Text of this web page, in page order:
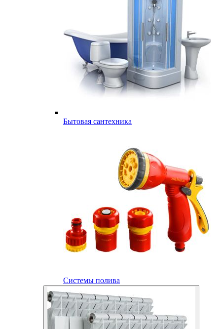
Бытовая сантехника
Системы полива